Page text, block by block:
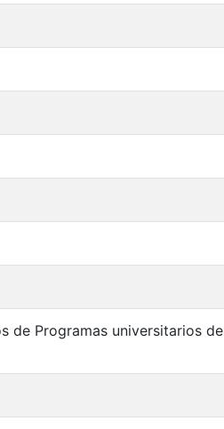
de Programas universitarios de